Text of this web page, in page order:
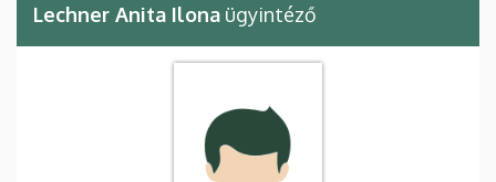
Lechner Anita Ilona ügyintéző